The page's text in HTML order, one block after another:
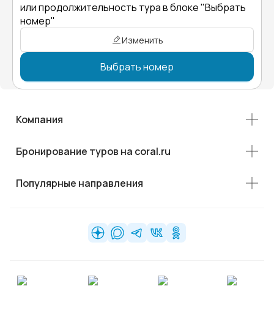
или продолжительность тура в блоке "Выбрать
номер"
Изменить
Выбрать номер
Компания
Бронирование туров на coral.ru
Популярные направления